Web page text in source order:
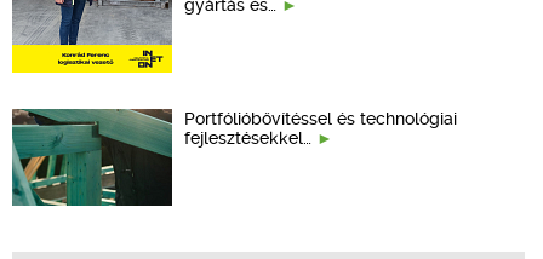
gyártás és…
Portfólióbővítéssel és technológiai
fejlesztésekkel…